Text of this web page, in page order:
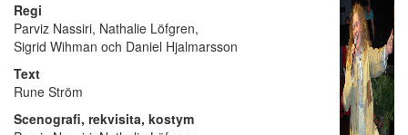
Regi
Parviz Nassiri, Nathalie Löfgren,
Sigrid Wihman och Daniel Hjalmarsson
Text
Rune Ström
Scenografi, rekvisita, kostym